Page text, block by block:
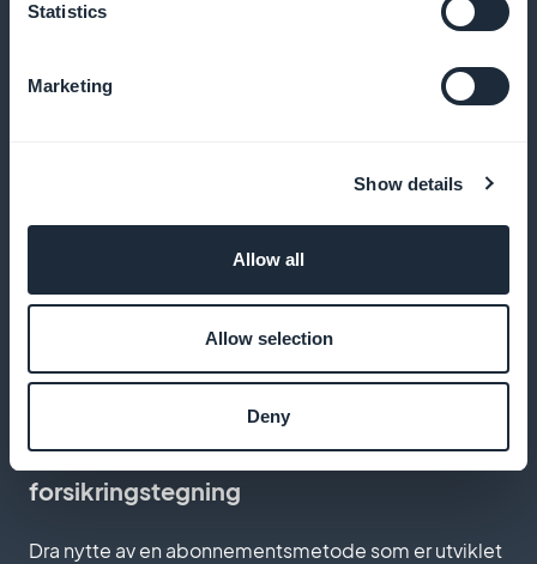
Statistics
Marketing
Show details
Allow all
Allow selection
Deny
Behold 100 % av abonnementsinntektene, uten
Lag en abonnementsside som gjenspeiler luksusen
og eksklusiviteten til innholdet ditt
Ekspertoptimalisering av
forsikringstegning
Dra nytte av en abonnementsmetode som er utviklet